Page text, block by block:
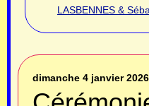
LASBENNES &
dimanche 4 janvier 2026